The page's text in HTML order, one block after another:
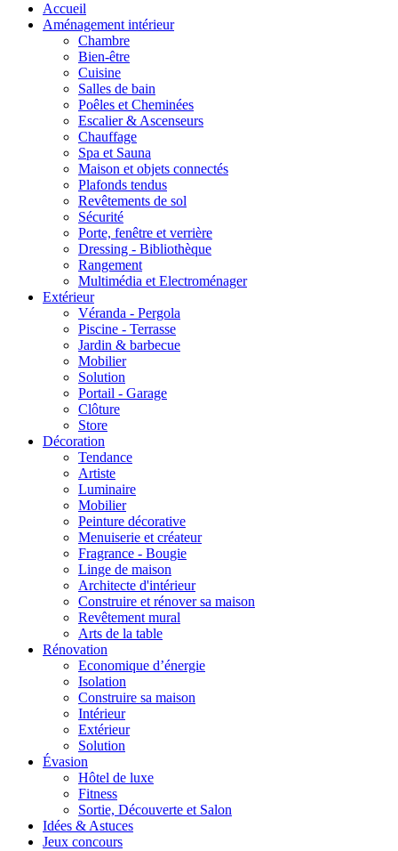
Accueil
Aménagement intérieur
Chambre
Bien-être
Cuisine
Salles de bain
Poêles et Cheminées
Escalier & Ascenseurs
Chauffage
Spa et Sauna
Maison et objets connectés
Plafonds tendus
Revêtements de sol
Sécurité
Porte, fenêtre et verrière
Dressing - Bibliothèque
Rangement
Multimédia et Electroménager
Extérieur
Véranda - Pergola
Piscine - Terrasse
Jardin & barbecue
Mobilier
Solution
Portail - Garage
Clôture
Store
Décoration
Tendance
Artiste
Luminaire
Mobilier
Peinture décorative
Menuiserie et créateur
Fragrance - Bougie
Linge de maison
Architecte d'intérieur
Construire et rénover sa maison
Revêtement mural
Arts de la table
Rénovation
Economique d’énergie
Isolation
Construire sa maison
Intérieur
Extérieur
Solution
Évasion
Hôtel de luxe
Fitness
Sortie, Découverte et Salon
Idées & Astuces
Jeux concours